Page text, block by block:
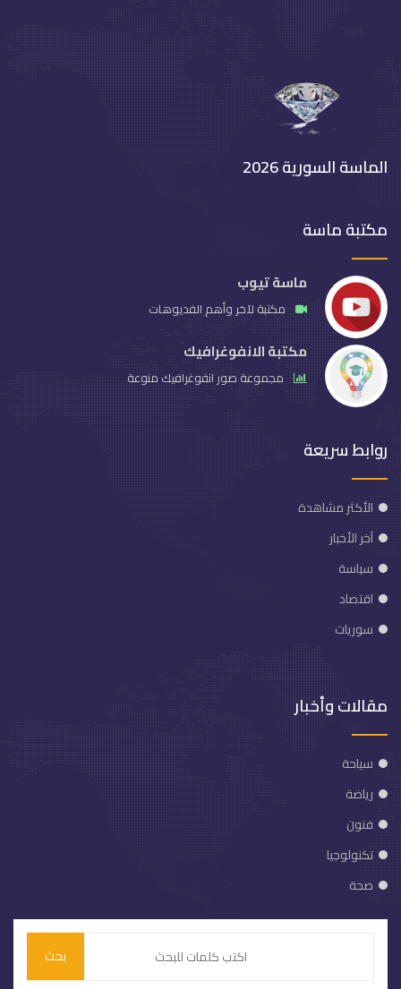
الماسة السورية 2026
مكتبة ماسة
ماسة تيوب
مكتبة لآخر وأهم الفديوهات
مكتبة الانفوغرافيك
مجموعة صور انفوغرافيك منوعة
روابط سريعة
الأكثر مشاهدة
آخر الأخبار
سياسة
اقتصاد
سوريات
مقالات وأخبار
سياحة
رياضة
فنون
تكنولوجيا
صحة
بحث